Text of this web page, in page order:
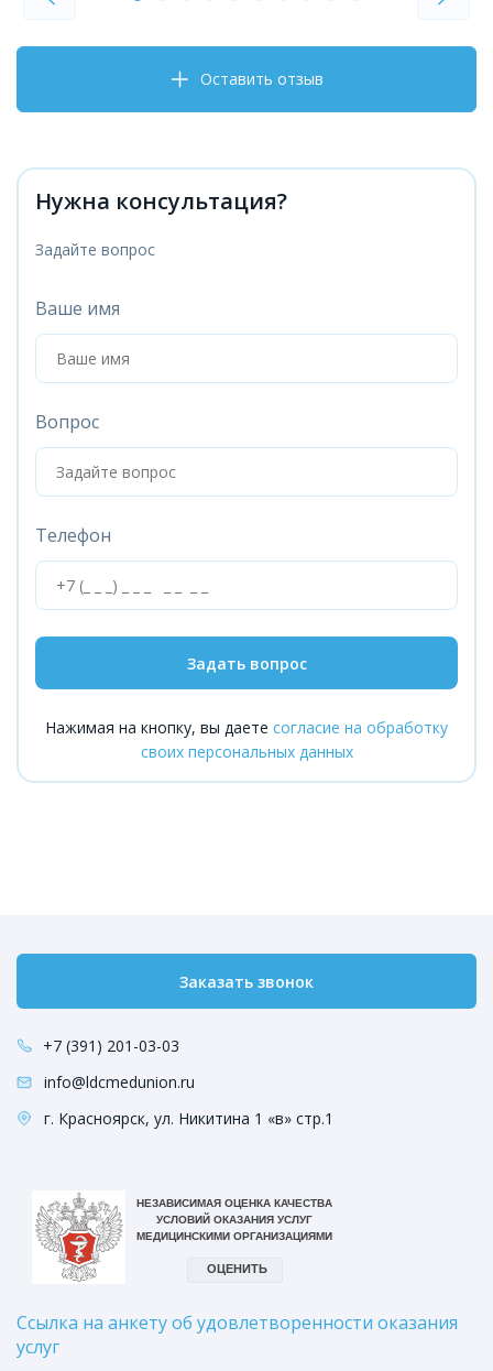
Оставить отзыв
Нужна консультация?
Задайте вопрос
Ваше имя
Вопрос
Телефон
Задать вопрос
Нажимая на кнопку, вы даете согласие на обработку
своих персональных данных
Заказать звонок
+7 (391) 201-03-03
info@ldcmedunion.ru
г. Красноярск, ул. Никитина 1 «в» стр.1
Ссылка на анкету об удовлетворенности оказания
услуг